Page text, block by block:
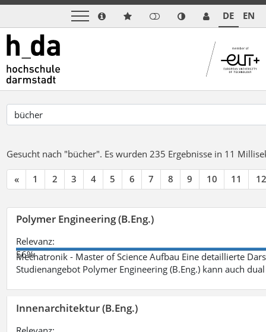
DE EN
Gesucht nach "bücher". Es wurden 235 Ergebnisse in 11
« 1 2 3 4 5 6 7 8 9 10 11 12
Polymer Engineering (B.Eng.)
Relevanz:
56%
Mechatronik - Master of Science Aufbau Eine detaillierte
Studienangebot Polymer Engineering (B.Eng.) kann auch
Innenarchitektur (B.Eng.)